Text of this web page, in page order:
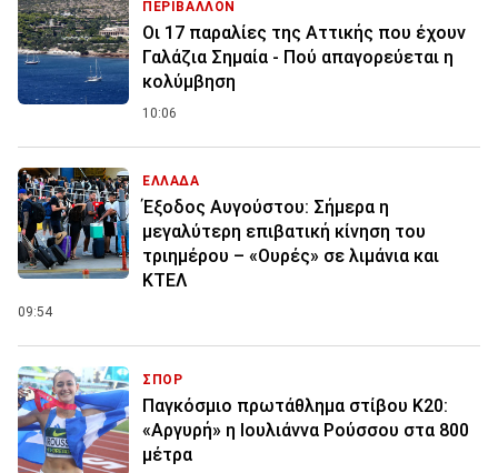
ΠΕΡΙΒΑΛΛΟΝ
Οι 17 παραλίες της Αττικής που έχουν
Γαλάζια Σημαία - Πού απαγορεύεται η
κολύμβηση
10:06
ΕΛΛΑΔΑ
Έξοδος Αυγούστου: Σήμερα η
μεγαλύτερη επιβατική κίνηση του
τριημέρου – «Ουρές» σε λιμάνια και
ΚΤΕΛ
09:54
ΣΠΟΡ
Παγκόσμιο πρωτάθλημα στίβου Κ20:
«Αργυρή» η Ιουλιάννα Ρούσσου στα 800
μέτρα